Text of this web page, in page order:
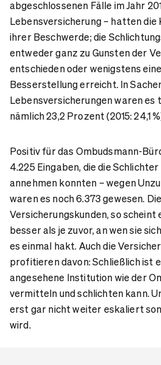
abgeschlossenen Fälle im Jahr
Lebensversicherung – hatten die
ihrer Beschwerde; die
entweder ganz zu Gunsten der
entschieden oder wenigstens
Besserstellung erreicht. In
Lebensversicherungen waren es
nämlich 23,2 Prozent (2015: 24,1
Positiv für das Ombudsmann-
4.225 Eingaben, die die
annehmen konnten – wegen
waren es noch 6.373 gewesen. Die
Versicherungskunden, so scheint
besser als je zuvor, an wen sie
es einmal hakt. Auch die
profitieren davon: Schließlich ist
angesehene Institution wie der
vermitteln und schlichten kann.
erst gar nicht weiter eskaliert
wird.